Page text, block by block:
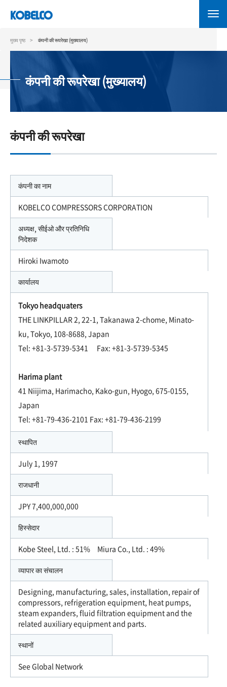
content
मुख्य पृष्ठ कंपनी की रूपरेखा (मुख्यालय)
कंपनी की रूपरेखा (मुख्यालय)
कंपनी की रूपरेखा
कंपनी का नाम
KOBELCO COMPRESSORS CORPORATION
अध्यक्ष, सीईओ और प्रतिनिधि
निदेशक
Hiroki Iwamoto
कार्यालय
Tokyo headquaters
THE LINKPILLAR 2, 22-1, Takanawa 2-chome, Minato-
ku, Tokyo, 108-8688, Japan
Tel: +81-3-5739-5341 Fax: +81-3-5739-5345
Harima plant
41 Niijima, Harimacho, Kako-gun, Hyogo, 675-0155,
Japan
Tel: +81-79-436-2101 Fax: +81-79-436-2199
स्थापित
July 1, 1997
राजधानी
JPY 7,400,000,000
हिस्सेदार
Kobe Steel, Ltd. : 51% Miura Co., Ltd. : 49%
व्यापार का संचालन
Designing, manufacturing, sales, installation, repair of
compressors, refrigeration equipment, heat pumps,
steam expanders, fluid filtration equipment and the
related auxiliary equipment and parts.
स्थानों
See Global Network